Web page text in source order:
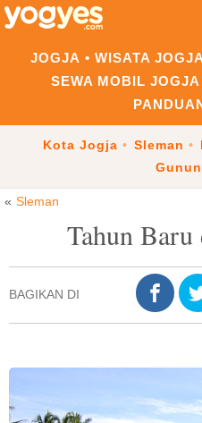
JOGJA WISATA JOGJA
SEWA MOBIL JOGJA
Kota Jogja Sleman
Sleman
Tahun
BAGIKAN DI